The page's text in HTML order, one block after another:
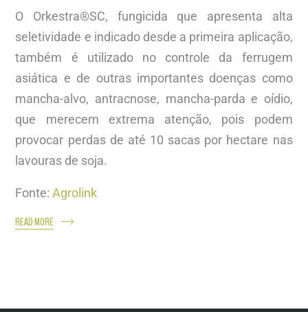
O Orkestra®SC, fungicida que apresenta alta
seletividade e indicado desde a primeira aplicação,
também é utilizado no controle da ferrugem
asiática e de outras importantes doenças como
mancha-alvo, antracnose, mancha-parda e oídio,
que merecem extrema atenção, pois podem
provocar perdas de até 10 sacas por hectare nas
lavouras de soja.
Fonte:Agrolink
READ MORE